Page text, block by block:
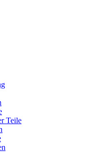
Teile